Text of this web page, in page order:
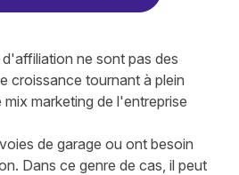
ne sont pas des
croissance tournant à plein
marketing de l'entreprise
de garage ou ont besoin
Dans ce genre de cas, il peut